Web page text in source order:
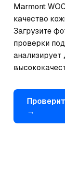
Marmont
качество
Загрузите
проверки
анализирует
→